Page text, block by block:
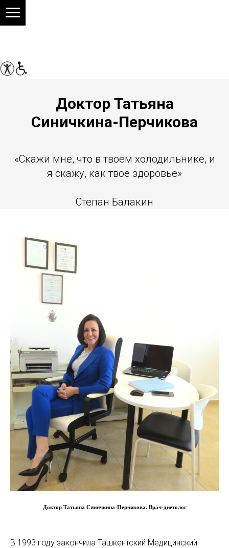
Доктор Татьяна
Синичкина-Перчикова
«Скажи мне, что в твоем холодильнике, и
я скажу, как твое здоровье»
Степан Балакин
Доктор Татьяна Синичкина-Перчикова. Врач-диетолог
В 1993 году закончила Ташкентский Медицинский